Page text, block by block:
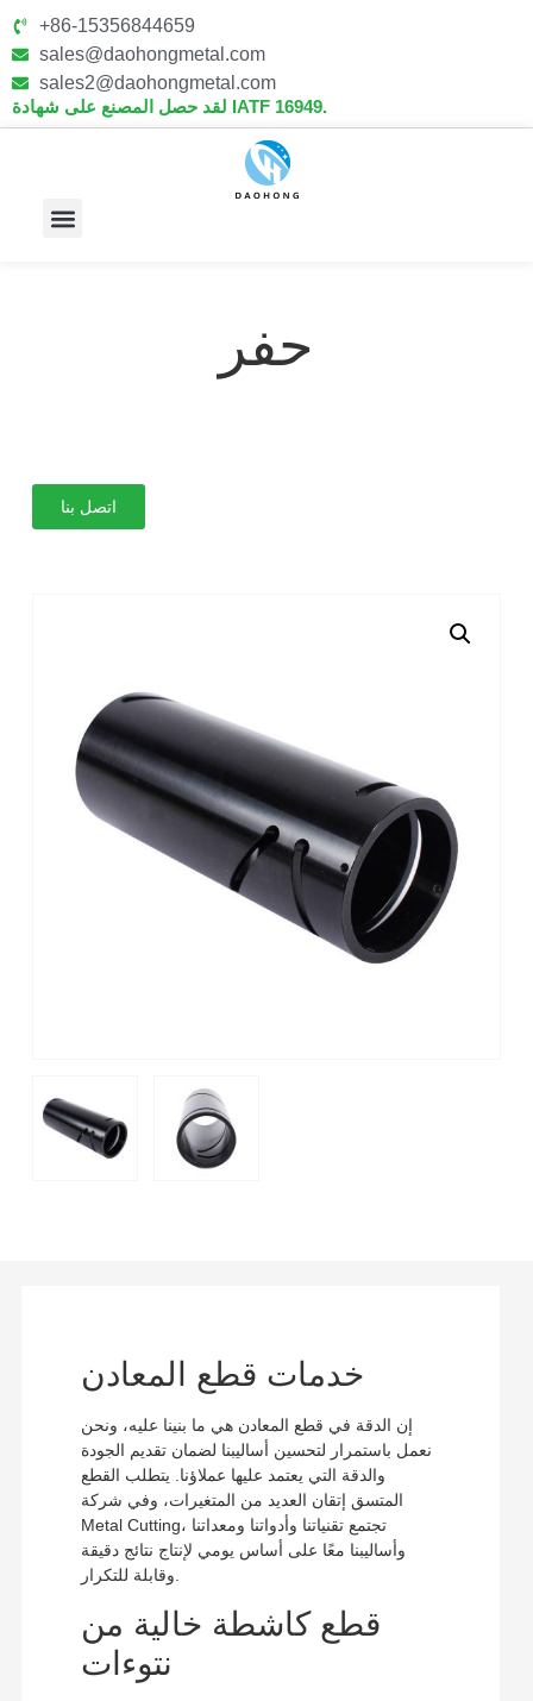
+86-15356844659
sales@daohongmetal.com
sales2@daohongmetal.com
لقد حصل المصنع على شهادة IATF 16949.
حفر
اتصل بنا
خدمات قطع المعادن
إن الدقة في قطع المعادن هي ما بنينا عليه، ونحن
نعمل باستمرار لتحسين أساليبنا لضمان تقديم الجودة
والدقة التي يعتمد عليها عملاؤنا. يتطلب القطع
المتسق إتقان العديد من المتغيرات، وفي شركة
Metal Cutting، تجتمع تقنياتنا وأدواتنا ومعداتنا
وأساليبنا معًا على أساس يومي لإنتاج نتائج دقيقة
قطع كاشطة خالية من
نتوءات